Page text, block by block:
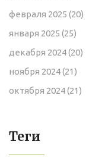
февраля 2025 (20)
января 2025 (25)
декабря 2024(20)
ноября 2024(21)
октября 2024(21)
Теги